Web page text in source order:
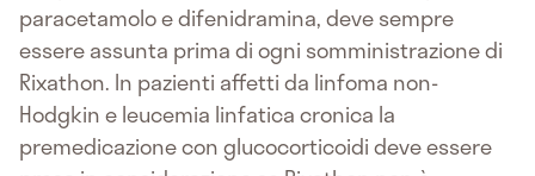
paracetamolo e difenidramina, deve sempre
essere assunta prima di ogni somministrazione di
Rixathon. In pazienti affetti da linfoma non-
Hodgkin e leucemia linfatica cronica la
premedicazione con glucocorticoidi deve essere